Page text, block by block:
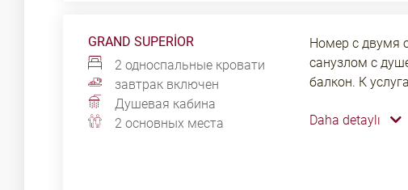
GRAND SUPERIOR
2 односпальные кровати
завтрак включен
Душевая кабина
2 основных места
Номер с двумя
санузлом с
балкон. К
телевидение,
сейф, рабочий
Daha detaylı